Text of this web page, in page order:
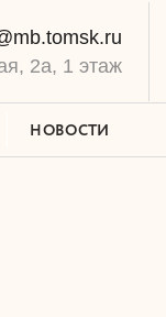
2а, 1 этаж
НОВОСТИ